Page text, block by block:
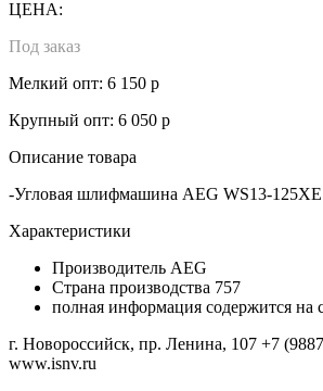
ЦЕНА:
Под заказ
Мелкий опт: 6 150 р
Крупный опт: 6 050 р
Описание товара
-Угловая шлифмашина AEG WS13-125XE
Характеристики
Производитель AEG
Страна производства 757
полная информация содержится на
г. Новороссийск, пр. Ленина, 107 +7
www.isnv.ru